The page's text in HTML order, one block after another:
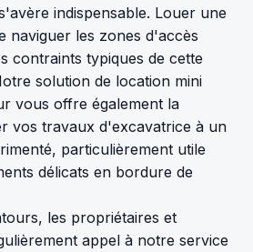
indispensable. Louer une
naviguer les zones d'accès
contraints typiques de cette
solution de location mini
vous offre également la
vos travaux d'excavatrice à un
particulièrement utile
délicats en bordure de
les propriétaires et
appel à notre service